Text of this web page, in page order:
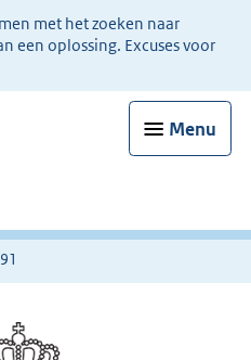
met het zoeken naar
een oplossing. Excuses voor
Menu